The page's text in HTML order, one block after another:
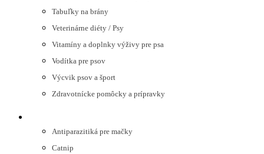
Tabuľky na brány
Veterinárne diéty / Psy
Vitamíny a doplnky výživy pre psa
Vodítka pre psov
Výcvik psov a šport
Zdravotnícke pomôcky a prípravky
Antiparazitiká pre mačky
Catnip